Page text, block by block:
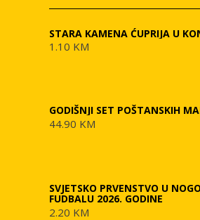
STARA KAMENA ĆUPRIJA U
1.10 KM
GODIŠNJI SET POŠTANSKIH
44.90 KM
SVJETSKO PRVENSTVO U
FUDBALU 2026. GODINE
2.20 KM